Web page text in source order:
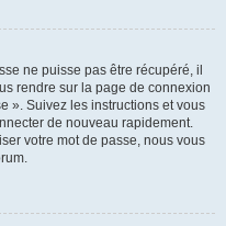
ne puisse pas être récupéré, il
rendre sur la page de connexion
». Suivez les instructions et vous
de nouveau rapidement.
votre mot de passe, nous vous